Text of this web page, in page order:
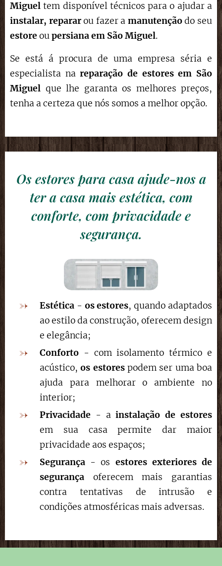
Migueltem disponível técnicos para o ajudar a
instalar, repararou fazer a manutençãodo seu
estore oupersiana em São Miguel.
Se está á procura de uma empresa séria e
especialista nareparação de estoresem São
Miguel que lhe garanta os melhores preços,
tenha a certeza que nós somos a melhor opção.
Os estores para casa ajude-nos a
ter a casa mais estética, com
conforte, com privacidade e
segurança.
Estética - os estores, quando adaptados
ao estilo da construção, oferecem design
e elegância;
Conforto - com isolamento térmico e
acústico,os estorespodem ser uma boa
ajuda para melhorar o ambiente no
interior;
Privacidade - ainstalação de estores
em sua casa permite dar maior
privacidade aos espaços;
Segurança - os estores exteriores de
segurança oferecem mais garantias
contra tentativas de intrusão e
condições atmosféricas mais adversas.